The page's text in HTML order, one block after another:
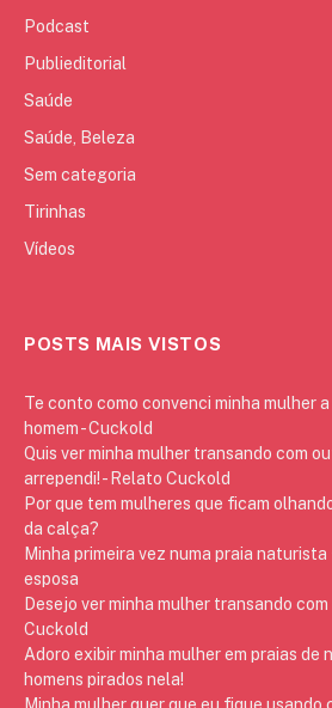
Podcast
Publieditorial
Saúde
Saúde, Beleza
Sem categoria
Tirinhas
Vídeos
POSTS MAIS VISTOS
Te conto como convenci minha mulher
homem - Cuckold
Quis ver minha mulher transando com
arrependi! - Relato Cuckold
Por que tem mulheres que ficam
da calça?
Minha primeira vez numa praia
esposa
Desejo ver minha mulher transando com
Cuckold
Adoro exibir minha mulher em praias de
homens pirados nela!
Minha mulher quer que eu fique usando